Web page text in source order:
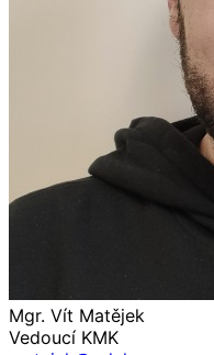
Mgr. Vít Matějek
Vedoucí KMK